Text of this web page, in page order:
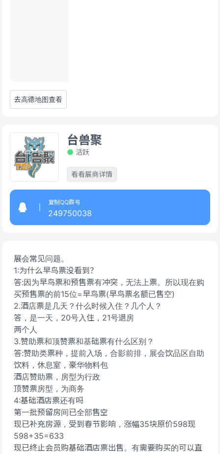
去高德地图查看
展会常见问题。
1:为什么早鸟票没看到？
答:因为早鸟票和预售票有冲突，无法上票。所以现在购
买预售票的前15位=早鸟票(早鸟票名额已售空)
2.酒店票是几天？什么时候入住？几个人？
答，是一天，20号入住，21号退房
两个人
3.赞助票和顶赞票和基础票有什么区别？
答:赞助类票种，提前入场，合影前排，展会饮品区自助
饮料，休息室，豪华物料包
酒店赞助票，房型为行政
顶赞票房型，为商务
4:基础酒店票还有吗
第一批预留房间已全部售空
现已补充房源，受到春节影响，涨幅35块原价598现
598+35=633
现已终止会员购基础酒店票出售。有需要购买的可以直
台兽聚
活跃
看看展商详情
复制QQ群号
249750038